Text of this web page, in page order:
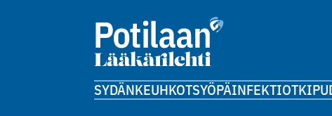
SYDÄNKEUHKOTSYÖPÄINFEKTIOTKIPU